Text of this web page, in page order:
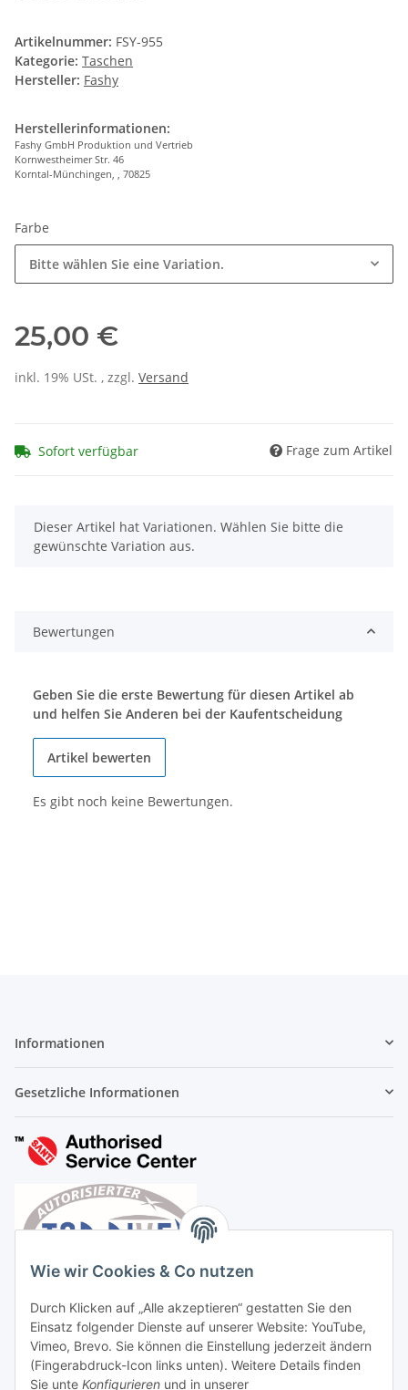
Artikelnummer: FSY-955
Kategorie: Taschen
Hersteller: Fashy
Herstellerinformationen:
Fashy GmbH Produktion und Vertrieb
Kornwestheimer Str. 46
Korntal-Münchingen, , 70825
Farbe
Bitte wählen Sie eine Variation.
25,00 €
inkl. 19% USt. , zzgl. Versand
Sofort verfügbar Frage zum Artikel
x
Dieser Artikel hat Variationen. Wählen Sie bitte die
gewünschte Variation aus.
Bewertungen
Geben Sie die erste Bewertung für diesen Artikel ab
und helfen Sie Anderen bei der Kaufentscheidung
Artikel bewerten
Es gibt noch keine Bewertungen.
Informationen
Gesetzliche Informationen
Wie wir Cookies & Co nutzen
Durch Klicken auf „Alle akzeptieren“ gestatten Sie den
Einsatz folgender Dienste auf unserer Website: YouTube,
Vimeo, Brevo. Sie können die Einstellung jederzeit ändern
(Fingerabdruck-Icon links unten). Weitere Details finden
Sie unte Konfigurieren und in unserer